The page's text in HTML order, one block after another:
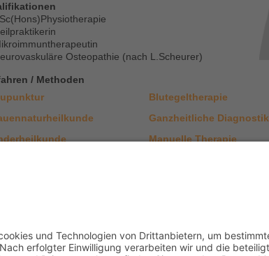
Osteopathie (nach L.Scheurer)
/ Methoden
Blutegeltherapie
Ganzheitliche Diagnostik
Manuelle Therapie